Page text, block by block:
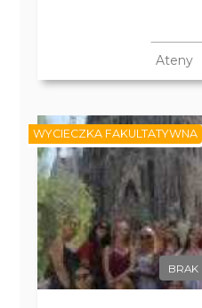
Ateny
BRAK
WYCIECZKA FAKULTATYWNA